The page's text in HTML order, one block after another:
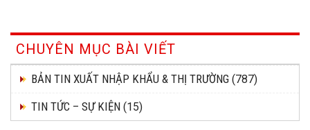
CHUYÊN MỤC BÀI VIẾT
BẢN TIN XUẤT NHẬP KHẨU & THỊ TRƯỜNG (787)
TIN TỨC – SỰ KIỆN (15)